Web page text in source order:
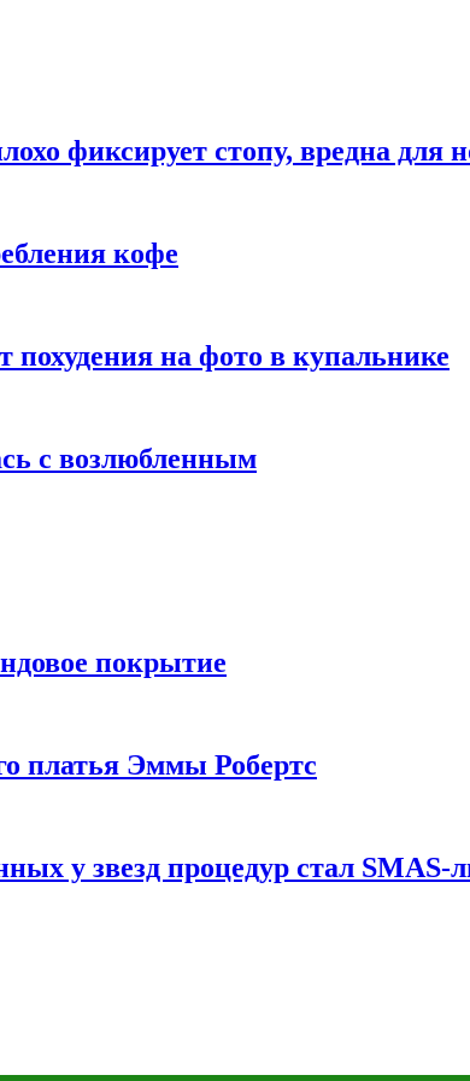
фиксирует стопу, вредна для
кофе
похудения на фото в купальнике
с возлюбленным
покрытие
платья Эммы Робертс
у звезд процедур стал SMAS-